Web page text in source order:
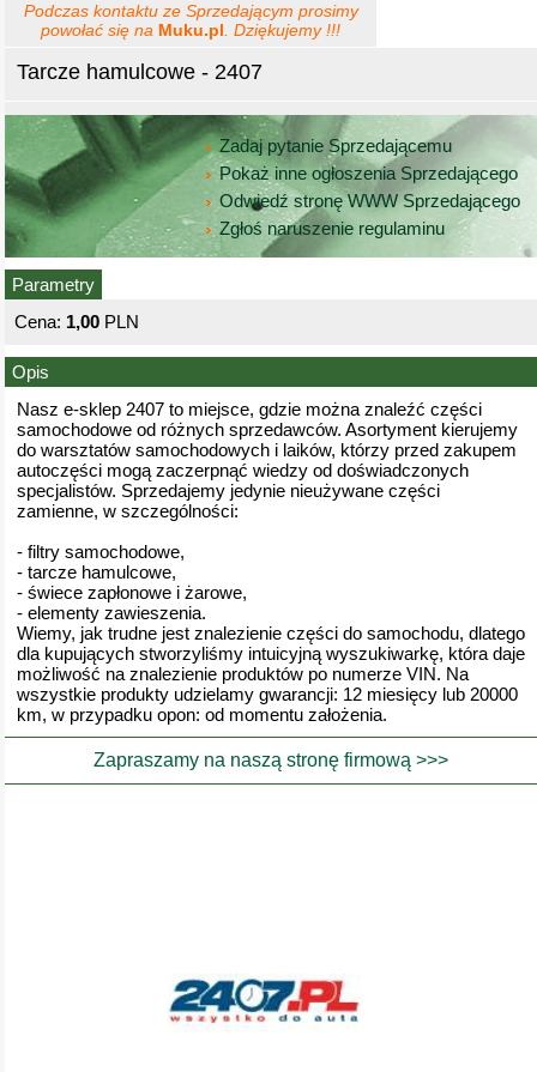
Tarcze hamulcowe - 2407
Zadaj pytanie Sprzedającemu
Pokaż inne ogłoszenia Sprzedającego
Odwiedź stronę WWW Sprzedającego
Zgłoś naruszenie regulaminu
Parametry
Cena: 1,00 PLN
Podczas kontaktu ze Sprzedającym prosimy
powołać się na Muku.pl . Dziękujemy !!!
Opis
Nasz e-sklep 2407 to miejsce, gdzie można znaleźć części
samochodowe od różnych sprzedawców. Asortyment kierujemy
do warsztatów samochodowych i laików, którzy przed zakupem
autoczęści mogą zaczerpnąć wiedzy od doświadczonych
specjalistów. Sprzedajemy jedynie nieużywane części
zamienne, w szczególności:
- filtry samochodowe,
- tarcze hamulcowe,
- świece zapłonowe i żarowe,
- elementy zawieszenia.
Wiemy, jak trudne jest znalezienie części do samochodu, dlatego
dla kupujących stworzyliśmy intuicyjną wyszukiwarkę, która daje
możliwość na znalezienie produktów po numerze VIN. Na
wszystkie produkty udzielamy gwarancji: 12 miesięcy lub 20000
km, w przypadku opon: od momentu założenia.
Zapraszamy na naszą stronę firmową >>>